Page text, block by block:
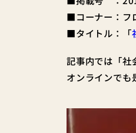
■コーナー：フ
■タイトル：「
記事内では「社
オンラインでも